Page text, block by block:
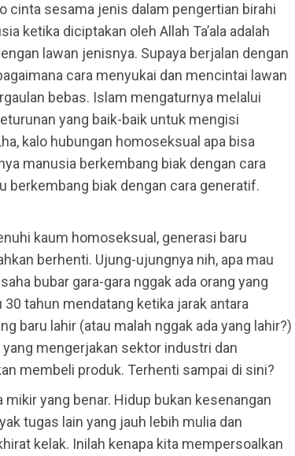
cinta sesama jenis dalam pengertian birahi
ketika diciptakan oleh Allah Ta’ala adalah
lawan jenisnya. Supaya berjalan dengan
cara menyukai dan mencintai lawan
bebas. Islam mengaturnya melalui
yang baik-baik untuk mengisi
kalo hubungan homoseksual apa bisa
manusia berkembang biak dengan cara
berkembang biak dengan cara generatif.
kaum homoseksual, generasi baru
berhenti. Ujung-ujungnya nih, apa mau
bubar gara-gara nggak ada orang yang
tahun mendatang ketika jarak antara
baru lahir (atau malah nggak ada yang lahir?)
mengerjakan sektor industri dan
membeli produk. Terhenti sampai di sini?
yang benar. Hidup bukan kesenangan
tugas lain yang jauh lebih mulia dan
kelak. Inilah kenapa kita mempersoalkan